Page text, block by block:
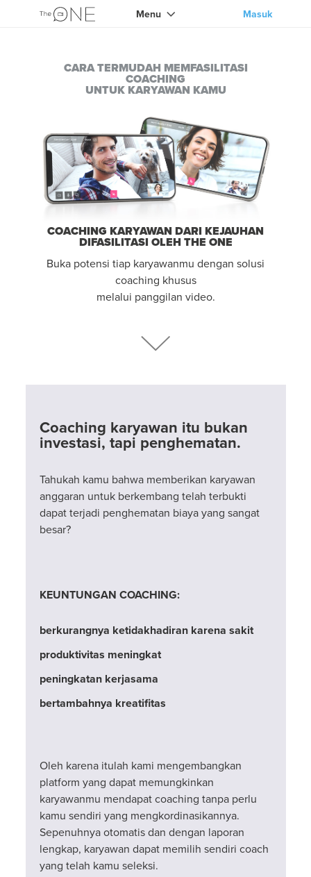
Menu Masuk
CARA TERMUDAH MEMFASILITASI
COACHING
UNTUK KARYAWAN KAMU
COACHING KARYAWAN DARI KEJAUHAN
DIFASILITASI OLEH THE ONE
Buka potensi tiap karyawanmu dengan solusi
coaching khusus
melalui panggilan video.
Coaching karyawan itu bukan
investasi, tapi penghematan.
Tahukah kamu bahwa memberikan karyawan
anggaran untuk berkembang telah terbukti
dapat terjadi penghematan biaya yang sangat
besar?
KEUNTUNGAN COACHING:
berkurangnya ketidakhadiran karena sakit
produktivitas meningkat
peningkatan kerjasama
bertambahnya kreatifitas
Oleh karena itulah kami mengembangkan
platform yang dapat memungkinkan
karyawanmu mendapat coaching tanpa perlu
kamu sendiri yang mengkordinasikannya.
Sepenuhnya otomatis dan dengan laporan
lengkap, karyawan dapat memilih sendiri coach
yang telah kamu seleksi.